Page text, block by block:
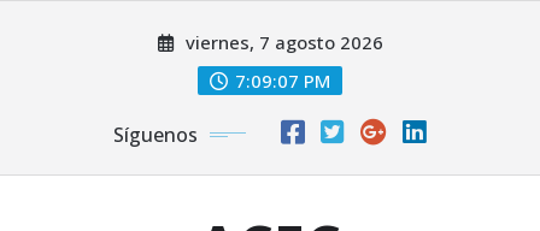
viernes, 7 agosto 2026
7:09:09 PM
Síguenos